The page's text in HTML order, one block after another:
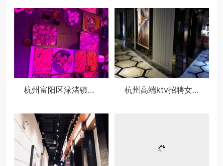
杭州富阳区渌渚镇附近夜场招聘女服务生,生意好好上班的 杭州高端ktv招聘女服务生,过年放假吗？